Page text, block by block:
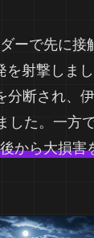
ーで先に接
を射撃しま
分断され、
した。一方
から大損害